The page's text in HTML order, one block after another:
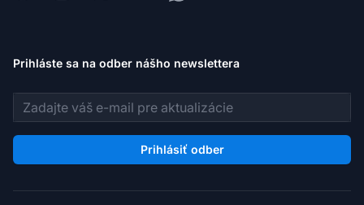
Prihláste sa na odber nášho newslettera
E-mailová adresa
Prihlásiť odber